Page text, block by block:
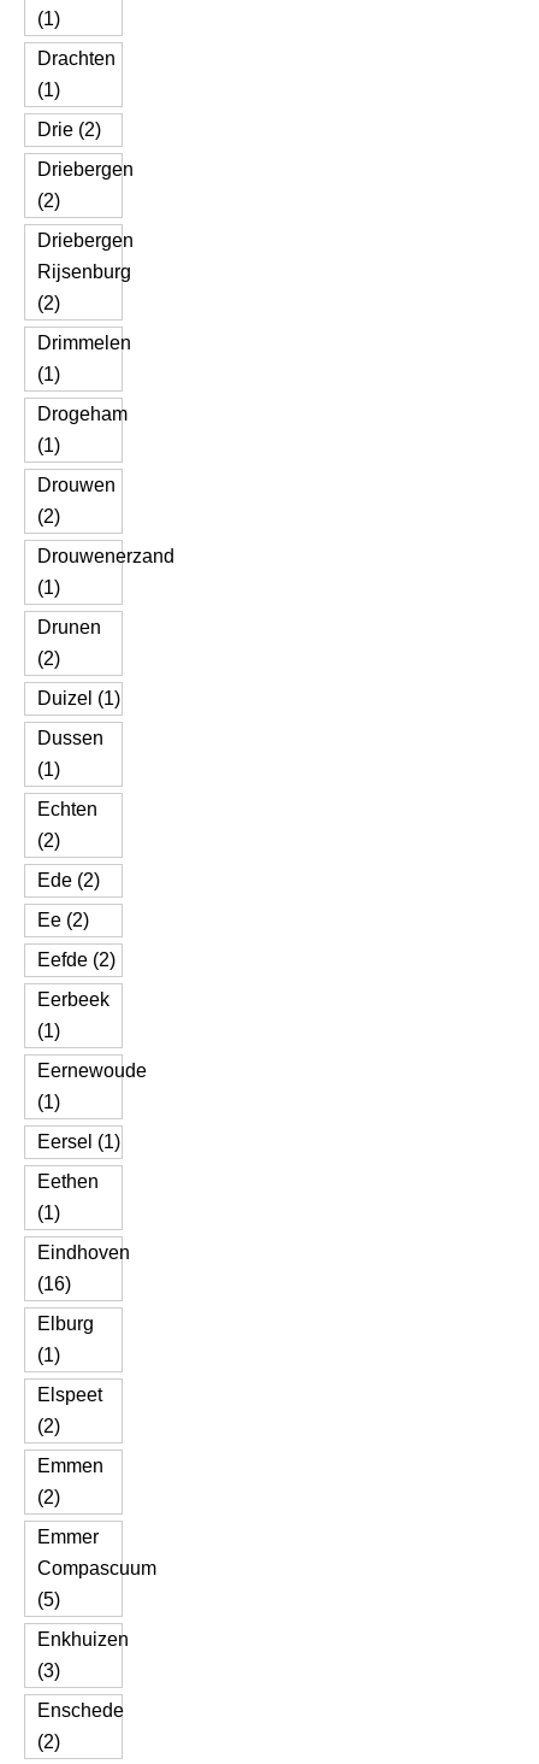
(1)
Drachten
(1)
Drie (2)
Driebergen
(2)
Driebergen
Rijsenburg
(2)
Drimmelen
(1)
Drogeham
(1)
Drouwen
(2)
Drouwenerzand
(1)
Drunen
(2)
Duizel (1)
Dussen
(1)
Echten
(2)
Ede (2)
Ee (2)
Eefde (2)
Eerbeek
(1)
Eernewoude
(1)
Eersel (1)
Eethen
(1)
Eindhoven
(16)
Elburg
(1)
Elspeet
(2)
Emmen
(2)
Emmer
Compascuum
(5)
Enkhuizen
(3)
Enschede
(2)